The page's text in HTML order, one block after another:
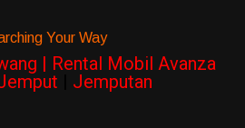
Your Way
| Rental Mobil Avanza
Jemputan